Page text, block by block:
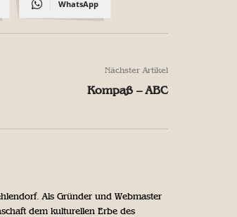
WhatsApp
Nächster Artikel
Kompaß – ABC
Als Gründer und Webmaster
dem kulturellen Erbe des